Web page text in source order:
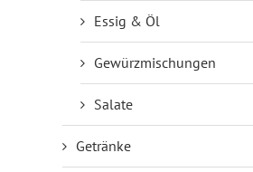
Essig & Öl
Gewürzmischungen
Salate
Getränke